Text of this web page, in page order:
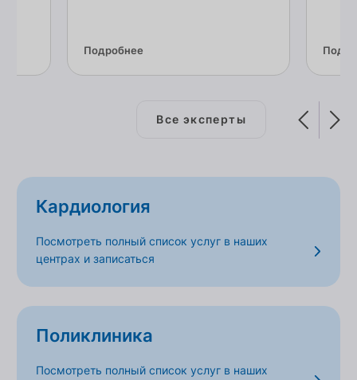
Подробнее
Все эксперты
Кардиология
Посмотреть полный список услуг в наших
центрах и записаться
Поликлиника
Посмотреть полный список услуг в наших